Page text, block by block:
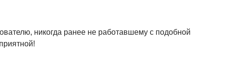
никогда ранее не работавшему с подобной